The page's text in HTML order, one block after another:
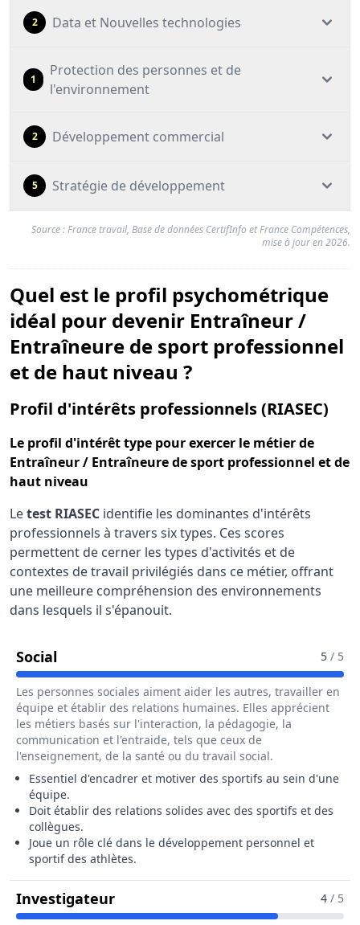
2 Data et Nouvelles technologies
1
Protection des personnes et de
l'environnement
2 Développement commercial
5 Stratégie de développement
Source : France travail, Base de données CertifInfo et France Compétences,
mise à jour en 2026.
Quel est le profil psychométrique
idéal pour devenir Entraîneur /
Entraîneure de sport professionnel
et de haut niveau ?
Profil d'intérêts professionnels (RIASEC)
Le profil d'intérêt type pour exercer le métier de
Entraîneur / Entraîneure de sport professionnel et de
haut niveau
Letest RIASEC identifie les dominantes d'intérêts
professionnels à travers six types. Ces scores
permettent de cerner les types d'activités et de
contextes de travail privilégiés dans ce métier, offrant
une meilleure compréhension des environnements
dans lesquels il s'épanouit.
SocialPour Le Métier De Entraîneur / 5 / 5
Les personnes sociales aiment aider les autres, travailler en
équipe et établir des relations humaines. Elles apprécient
les métiers basés sur l'interaction, la pédagogie, la
communication et l'entraide, tels que ceux de
l'enseignement, de la santé ou du travail social.
Essentiel d'encadrer et motiver des sportifs au sein d'une
équipe.
Doit établir des relations solides avec des sportifs et des
collègues.
Joue un rôle clé dans le développement personnel et
sportif des athlètes.
InvestigateurPour Le Métier De Entraîneur /
4 / 5